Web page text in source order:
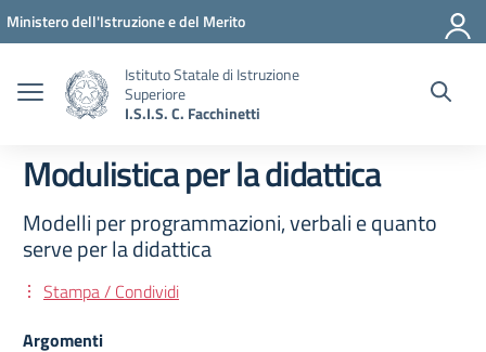
Vai ai contenuti
Vai al menu di navigazione
Vai al footer
Ministero dell'Istruzione e del Merito
Istituto Statale di Istruzione
Superiore
I.S.I.S. C. Facchinetti
Modulistica per la didattica
Modelli per programmazioni, verbali e quanto
serve per la didattica
Stampa / Condividi
Argomenti